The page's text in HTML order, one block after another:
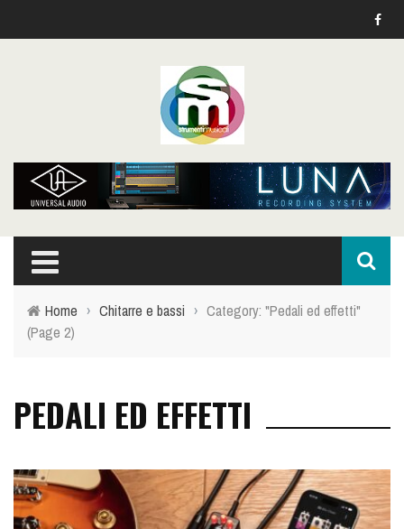
Home › Chitarre e bassi › Category: "Pedali ed effetti"
(Page 2)
PEDALI ED EFFETTI